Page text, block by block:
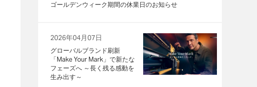
ゴールデンウィーク期間の休業日のお知らせ
2026年04月07日
グローバルブランド刷新
「Make Your Mark」で新たな
フェーズへ ～長く残る感動を
生み出す～